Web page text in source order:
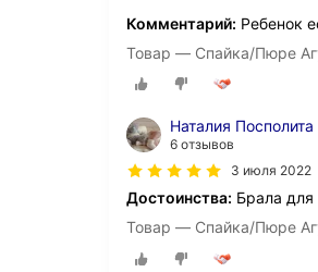
Комментарий: Ребенок
Товар — Спайка/Пюре
Наталия Посполита
6 отзывов
3 июля 2022
Достоинства: Брала для
Товар — Спайка/Пюре